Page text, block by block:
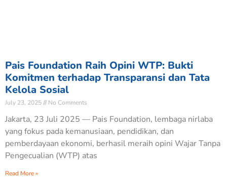
Pais Foundation Raih Opini WTP: Bukti
Komitmen terhadap Transparansi dan Tata
Kelola Sosial
July 23, 2025 No Comments
Jakarta, 23 Juli 2025 — Pais Foundation, lembaga nirlaba
yang fokus pada kemanusiaan, pendidikan, dan
pemberdayaan ekonomi, berhasil meraih opini Wajar Tanpa
Pengecualian (WTP) atas
Read More »